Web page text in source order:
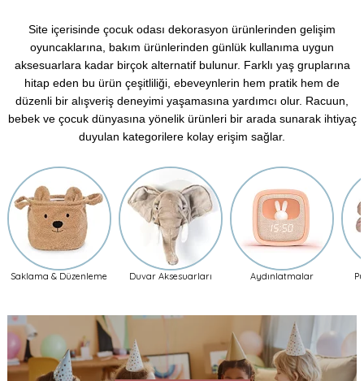
Site içerisinde çocuk odası dekorasyon ürünlerinden gelişim
oyuncaklarına, bakım ürünlerinden günlük kullanıma uygun
aksesuarlara kadar birçok alternatif bulunur. Farklı yaş gruplarına
hitap eden bu ürün çeşitliliği, ebeveynlerin hem pratik hem de
düzenli bir alışveriş deneyimi yaşamasına yardımcı olur. Racuun,
bebek ve çocuk dünyasına yönelik ürünleri bir arada sunarak ihtiyaç
duyulan kategorilere kolay erişim sağlar.
Saklama & Düzenleme Duvar Aksesuarları Aydınlatmalar